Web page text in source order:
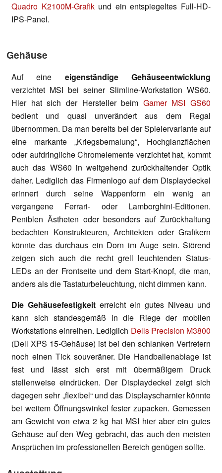
Quadro K2100M-Grafikund ein entspiegeltes Full-HD-
IPS-Panel.
Gehäuse
Auf eine eigenständige Gehäuseentwicklung
verzichtet MSI bei seiner Slimline-Workstation WS60.
Hier hat sich der Hersteller beim Gamer MSI GS60
bedient und quasi unverändert aus dem Regal
übernommen. Da man bereits bei der Spielervariante auf
eine markante „Kriegsbemalung“, Hochglanzflächen
oder aufdringliche Chromelemente verzichtet hat, kommt
auch das WS60 in weitgehend zurückhaltender Optik
daher. Lediglich das Firmenlogo auf dem Displaydeckel
erinnert durch seine Wappenform ein wenig an
vergangene Ferrari- oder Lamborghini-Editionen.
Peniblen Ästheten oder besonders auf Zurückhaltung
bedachten Konstrukteuren, Architekten oder Grafikern
könnte das durchaus ein Dorn im Auge sein. Störend
zeigen sich auch die recht grell leuchtenden Status-
LEDs an der Frontseite und dem Start-Knopf, die man,
anders als die Tastaturbeleuchtung, nicht dimmen kann.
Die Gehäusefestigkeit erreicht ein gutes Niveau und
kann sich standesgemäß in die Riege der mobilen
Workstations einreihen. Lediglich Dells Precision M3800
(Dell XPS 15-Gehäuse) ist bei den schlanken Vertretern
noch einen Tick souveräner. Die Handballenablage ist
fest und lässt sich erst mit übermäßigem Druck
stellenweise eindrücken. Der Displaydeckel zeigt sich
dagegen sehr „flexibel“ und das Displayscharnier könnte
bei weitem Öffnungswinkel fester zupacken. Gemessen
am Gewicht von etwa 2 kg hat MSI hier aber ein gutes
Gehäuse auf den Weg gebracht, das auch den meisten
Ansprüchen im professionellen Bereich genügen sollte.